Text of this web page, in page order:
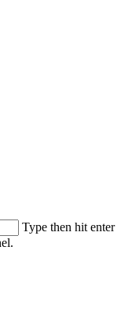
Type then hit enter